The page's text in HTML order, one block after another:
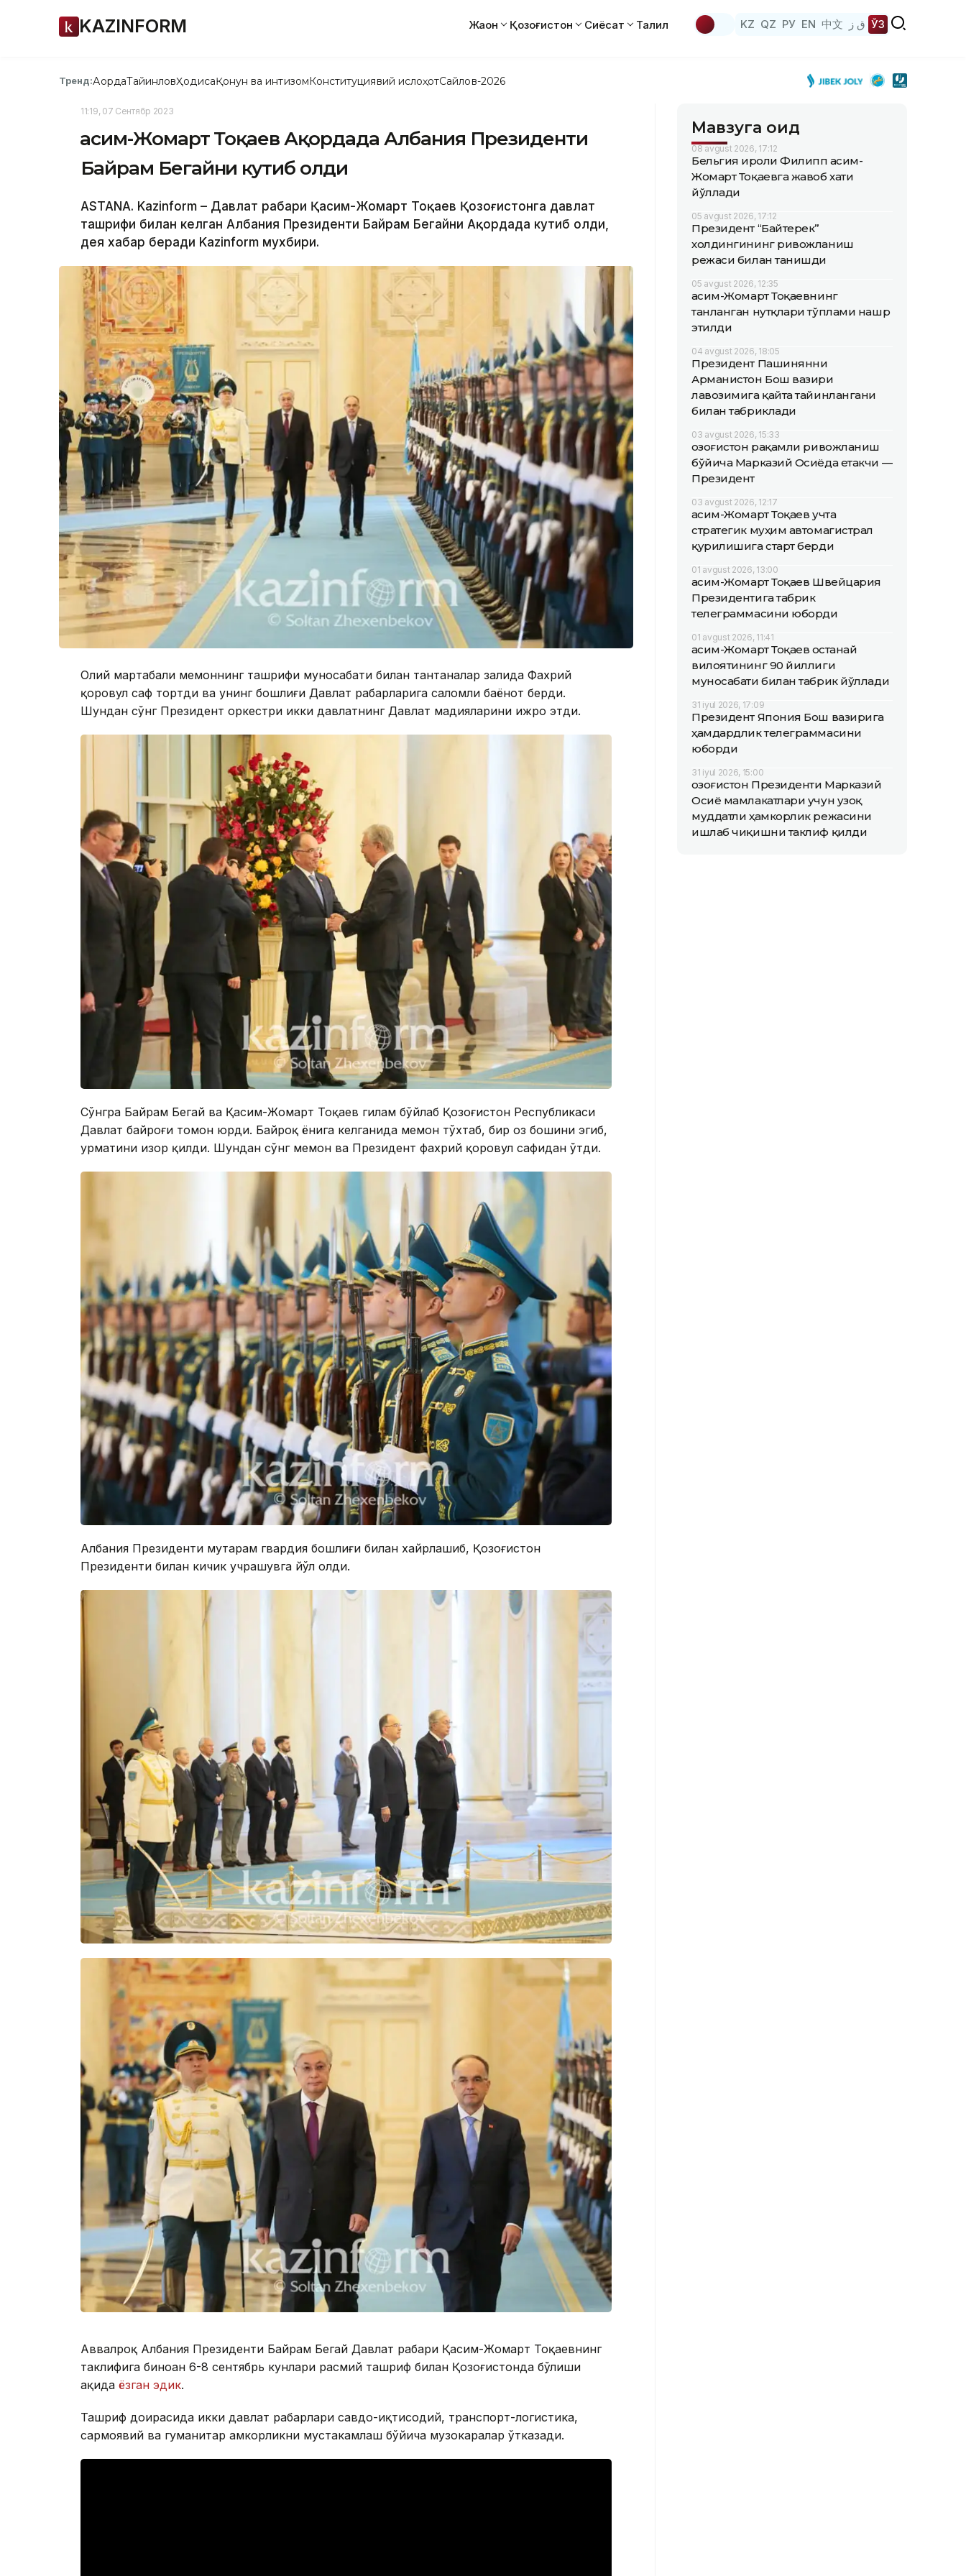
KAZINFORM Жаҳон Қозоғистон Сиёсат Таҳлил KZ QZ РУ EN 中文 ق ز ЎЗ
Тренд:АқордаТайинловҲодисаҚонун ва интизомКонституциявий ислоҳотСайлов-2026
11:19, 07 Сентябр 2023
Қасим-Жомарт Тоқаев Ақордада Албания Президенти
Байрам Бегайни кутиб олди
ASTANA. Kazinform – Давлат раҳбари Қасим-Жомарт Тоқаев Қозоғистонга давлат
ташрифи билан келган Албания Президенти Байрам Бегайни Ақордада кутиб олди,
дея хабар беради Kazinform мухбири.
Олий мартабали меҳмоннинг ташрифи муносабати билан тантаналар залида Фахрий
қоровул саф тортди ва унинг бошлиғи Давлат раҳбарларига саломли баёнот берди.
Шундан сўнг Президент оркестри икки давлатнинг Давлат мадҳияларини ижро этди.
Сўнгра Байрам Бегай ва Қасим-Жомарт Тоқаев гилам бўйлаб Қозоғистон Республикаси
Давлат байроғи томон юрди. Байроқ ёнига келганида меҳмон тўхтаб, бир оз бошини эгиб,
ҳурматини изҳор қилди. Шундан сўнг меҳмон ва Президент фахрий қоровул сафидан ўтди.
Албания Президенти муҳтарам гвардия бошлиғи билан хайрлашиб, Қозоғистон
Президенти билан кичик учрашувга йўл олди.
Аввалроқ Албания Президенти Байрам Бегай Давлат раҳбари Қасим-Жомарт Тоқаевнинг
таклифига биноан 6-8 сентябрь кунлари расмий ташриф билан Қозоғистонда бўлиши
ҳақида ёзган эдик.
Ташриф доирасида икки давлат раҳбарлари савдо-иқтисодий, транспорт-логистика,
сармоявий ва гуманитар ҳамкорликни мустаҳкамлаш бўйича музокаралар ўтказади.
Мавзуга оид
08 avgust 2026, 17:12
Бельгия Қироли Филипп Қасим-
Жомарт Тоқаевга жавоб хати
йўллади
05 avgust 2026, 17:12
Президент “Байтерек”
холдингининг ривожланиш
режаси билан танишди
05 avgust 2026, 12:35
Қасим-Жомарт Тоқаевнинг
танланган нутқлари тўплами нашр
этилди
04 avgust 2026, 18:05
Президент Пашинянни
Арманистон Бош вазири
лавозимига қайта тайинлангани
билан табриклади
03 avgust 2026, 15:33
Қозоғистон рақамли ривожланиш
бўйича Марказий Осиёда етакчи —
Президент
03 avgust 2026, 12:17
Қасим-Жомарт Тоқаев учта
стратегик муҳим автомагистрал
қурилишига старт берди
01 avgust 2026, 13:00
Қасим-Жомарт Тоқаев Швейцария
Президентига табрик
телеграммасини юборди
01 avgust 2026, 11:41
Қасим-Жомарт Тоқаев Қостанай
вилоятининг 90 йиллиги
муносабати билан табрик йўллади
31 iyul 2026, 17:09
Президент Япония Бош вазирига
ҳамдардлик телеграммасини
юборди
31 iyul 2026, 15:00
Қозоғистон Президенти Марказий
Осиё мамлакатлари учун узоқ
муддатли ҳамкорлик режасини
ишлаб чиқишни таклиф қилди